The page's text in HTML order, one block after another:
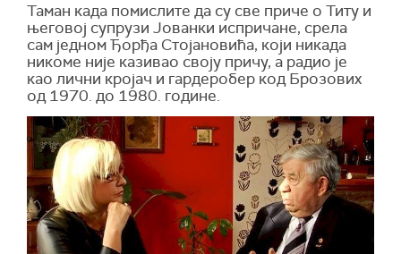
Таман када помислите да су све приче о Титу и
његовој супрузи Јованки испричане, срела
сам једном Ђорђа Стојановића, који никада
никоме није казивао своју причу, а радио је
као лични кројач и гардеробер код Брозових
од 1970. до 1980. године.